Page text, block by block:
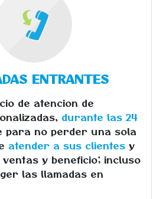
ENTRANTES
de atencion de
durante las 24
para no perder una sola
atender a sus clientes y
y beneficio; incluso
las llamadas en